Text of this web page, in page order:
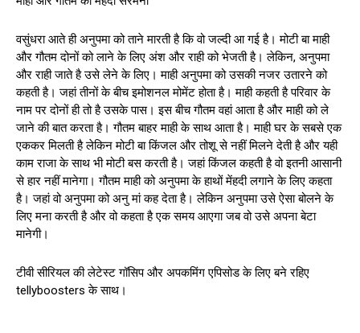
वसुंधरा आते ही अनुपमा को ताने मारती है कि वो जल्दी आ गई है। मोटी बा माही
और गौतम दोनों को लाने के लिए अंश और राही को भेजती है। लेकिन, अनुपमा
और राही जाते है उसे लेने के लिए। माही अनुपमा को उसकी नजर उतारने को
कहती है। जहां तीनों के बीच इमोशनल मोमेंट होता है। माही कहती है परिवार के
नाम पर दोनों ही तो है उसके पास। इस बीच गौतम वहां आता है और माही को ले
जाने की बात करता है। गौतम बाहर माही के साथ आता है। माही घर के सबसे एक
एककर मिलती है लेकिन मोटी बा किंजल और तोशू से नहीं मिलने देती है और यही
काम राजा के साथ भी मोटी बस करती है। जहां किंजल कहती है वो इतनी आसानी
से हार नहीं मानेगा। गौतम माही को अनुपमा के हाथों मेंहदी लगाने के लिए कहता
है। जहां वो अनुपमा को अनु मां कह देता है। लेकिन अनुपमा उसे ऐसा बोलने के
लिए मना करती है और वो कहता है एक समय आएगा जब वो उसे अपना बेटा
मानेगी।
टीवी सीरियल की लेटेस्ट गॉसिप और अपकमिंग एपिसोड के लिए बने रहिए
tellyboosters के साथ।